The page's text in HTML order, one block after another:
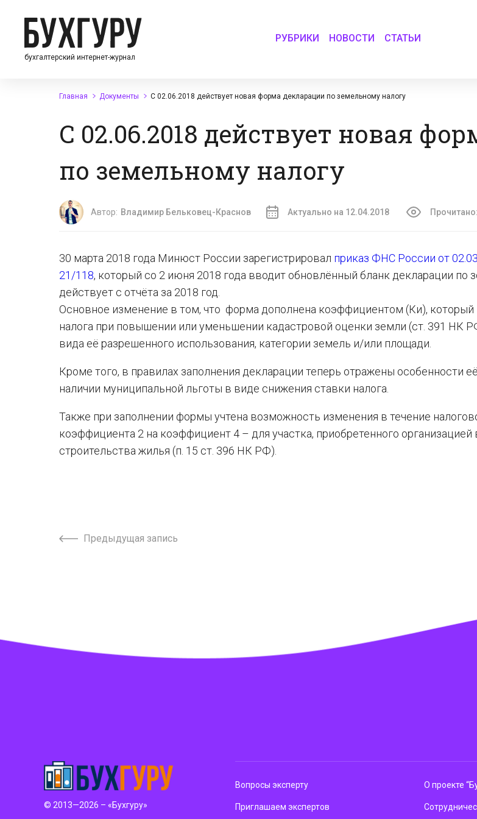
бухгалтерский интернет-журнал
РУБРИКИ НОВОСТИ СТАТЬИ
Главная Документы С 02.06.2018 действует новая форма декларации по земельному налогу
С 02.06.2018 действует новая
по земельному налогу
Автор: Владимир Бельковец-Краснов Актуально на 12.04.2018 Прочитано:
30 марта 2018 года Минюст России зарегистрировал приказ ФНС России от
21/118, который со 2 июня 2018 года вводит обновлённый бланк декларации по
действует с отчёта за 2018 год.
Основное изменение в том, что форма дополнена коэффициентом (Ки), который
налога при повышении или уменьшении кадастровой оценки земли (ст. 391 НК
вида её разрешенного использования, категории земель и/или площади.
Кроме того, в правилах заполнения декларации теперь отражены особенности
наличии муниципальной льготы в виде снижения ставки налога.
Также при заполнении формы учтена возможность изменения в течение
коэффициента 2 на коэффициент 4 – для участка, приобретенного организацией
строительства жилья (п. 15 ст. 396 НК РФ).
Предыдущая запись
© 2013—2026 – «Бухгуру»
Вопросы эксперту
Приглашаем экспертов
О проекте